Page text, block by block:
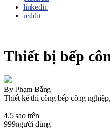
linkedin
reddit
Thiết bị bếp
By Phạm Bằng
Thiết kế thi công bếp công
4.5 sao trên
999người dùng